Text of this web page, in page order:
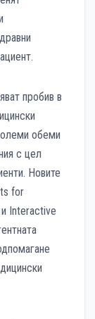
пробив в
обеми
с цел
Новите
for
Interactive